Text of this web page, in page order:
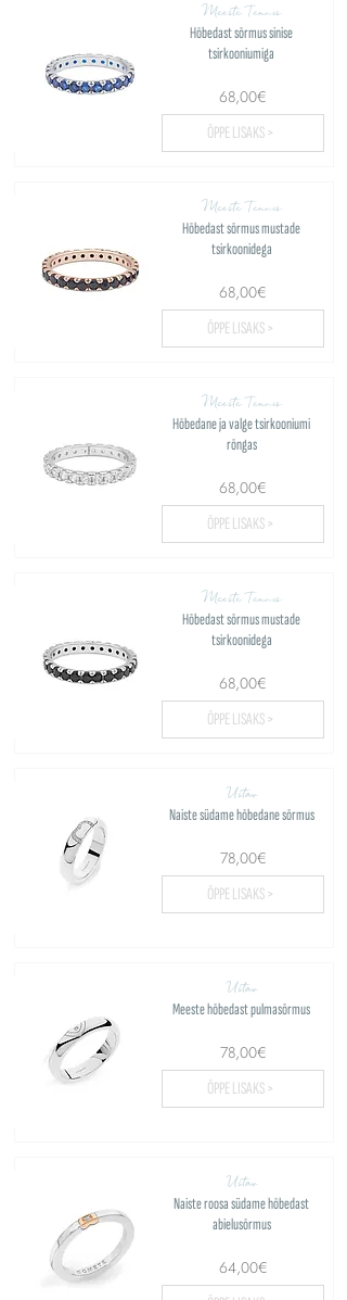
Meeste Tennis
Hõbedast sõrmus sinise
tsirkooniumiga
68,00€
ÕPPE LISAKS >
Meeste Tennis
Hõbedast sõrmus mustade
tsirkoonidega
68,00€
ÕPPE LISAKS >
Meeste Tennis
Hõbedane ja valge tsirkooniumi
rõngas
68,00€
ÕPPE LISAKS >
Meeste Tennis
Hõbedast sõrmus mustade
tsirkoonidega
68,00€
ÕPPE LISAKS >
Ustav
Naiste südame hõbedane sõrmus
78,00€
ÕPPE LISAKS >
Ustav
Meeste hõbedast pulmasõrmus
78,00€
ÕPPE LISAKS >
Ustav
Naiste roosa südame hõbedast
abielusõrmus
64,00€